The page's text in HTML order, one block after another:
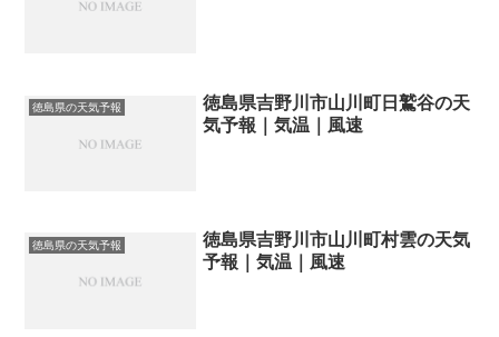
徳島県の天気予報
徳島県吉野川市山川町日鷲谷の天
気予報｜気温｜風速
徳島県の天気予報
徳島県吉野川市山川町村雲の天気
予報｜気温｜風速